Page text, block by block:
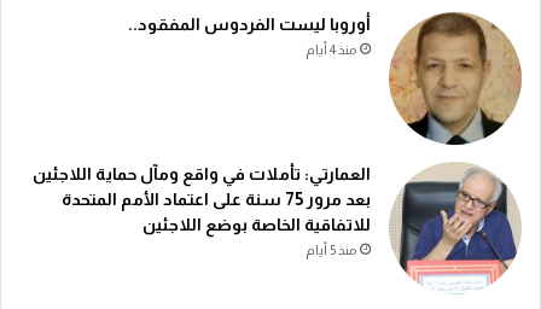
أوروبا ليست الفردوس المفقود..
منذ 4 أيام
العمارتي: تأملات في واقع ومآل حماية اللاجئين
بعد مرور 75 سنة على اعتماد الأمم المتحدة
للاتفاقية الخاصة بوضع اللاجئين
منذ 5 أيام